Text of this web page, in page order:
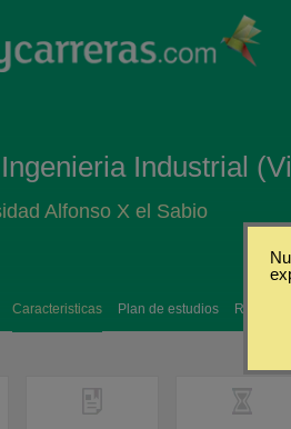
Industrial
Alfonso X el Sabio
Caracteristicas Plan de estudios Requisitos